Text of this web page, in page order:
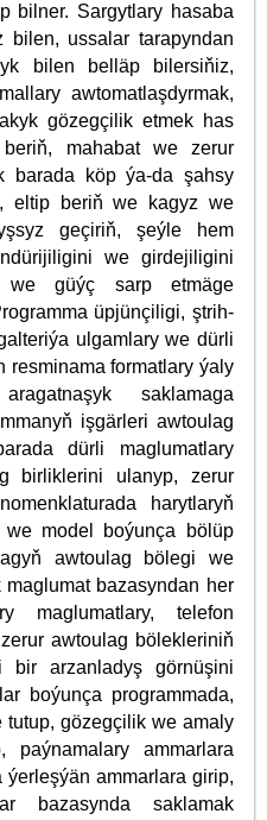
bilner. Sargytlary hasaba
bilen, ussalar tarapyndan
bilen belläp bilersiňiz,
awtomatlaşdyrmak,
gözegçilik etmek has
beriň, mahabat we zerur
barada köp ýa-da şahsy
eltip beriň we kagyz we
geçiriň, şeýle hem
we girdejiligini
we güýç sarp etmäge
üpjünçiligi, ştrih-
ulgamlary we dürli
resminama formatlary ýaly
saklamaga
işgärleri awtoulag
dürli maglumatlary
birliklerini ulanyp, zerur
harytlaryň
model boýunça bölüp
awtoulag bölegi we
bazasyndan her
maglumatlary, telefon
awtoulag bölekleriniň
bir arzanladyş görnüşini
boýunça programmada,
tutup, gözegçilik we amaly
paýnamalary ammarlara
ammarlara girip,
bazasynda saklamak